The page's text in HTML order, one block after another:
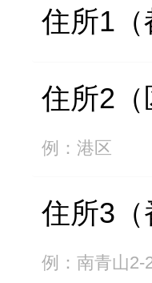
住所1（
住所2（
例：港区
住所3（
例：南青山2-